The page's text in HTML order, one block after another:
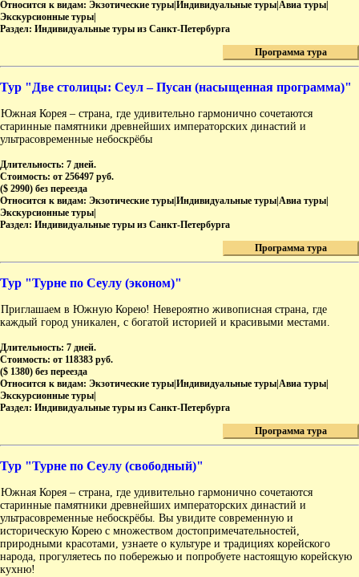
Относится к видам: Экзотические туры|Индивидуальные туры|Авиа туры|
Экскурсионные туры|
Раздел: Индивидуальные туры из Санкт-Петербурга
Программа тура
Тур "Две столицы: Сеул – Пусан (насыщенная программа)"
Южная Корея – страна, где удивительно гармонично сочетаются
старинные памятники древнейших императорских династий и
ультрасовременные небоскрёбы
Длительность: 7 дней.
Стоимость: от 256497 руб.
($ 2990) без переезда
Относится к видам: Экзотические туры|Индивидуальные туры|Авиа туры|
Экскурсионные туры|
Раздел: Индивидуальные туры из Санкт-Петербурга
Программа тура
Тур "Турне по Сеулу (эконом)"
Приглашаем в Южную Корею! Невероятно живописная страна, где
каждый город уникален, с богатой историей и красивыми местами.
Длительность: 7 дней.
Стоимость: от 118383 руб.
($ 1380) без переезда
Относится к видам: Экзотические туры|Индивидуальные туры|Авиа туры|
Экскурсионные туры|
Раздел: Индивидуальные туры из Санкт-Петербурга
Программа тура
Тур "Турне по Сеулу (свободный)"
Южная Корея – страна, где удивительно гармонично сочетаются
старинные памятники древнейших императорских династий и
ультрасовременные небоскрёбы. Вы увидите современную и
историческую Корею с множеством достопримечательностей,
природными красотами, узнаете о культуре и традициях корейского
народа, прогуляетесь по побережью и попробуете настоящую корейскую
кухню!